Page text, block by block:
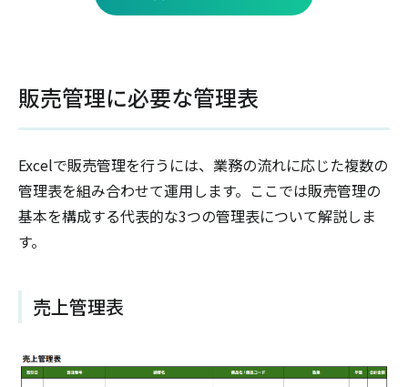
販売管理に必要な管理表
Excelで販売管理を行うには、業務の流れに応じた複数の
管理表を組み合わせて運用します。ここでは販売管理の
基本を構成する代表的な3つの管理表について解説しま
す。
売上管理表